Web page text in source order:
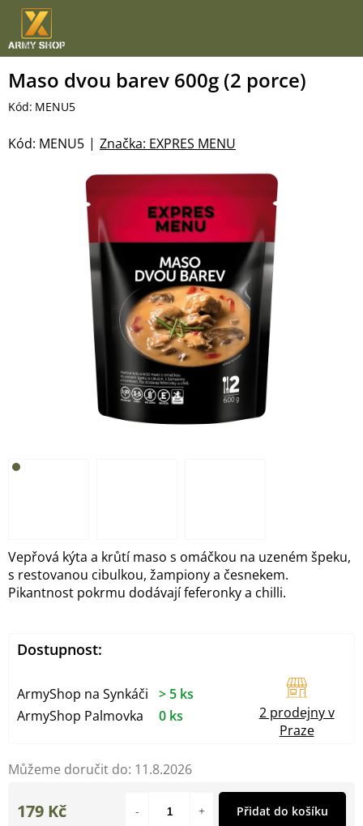
Přejít
obsah
Maso dvou barev 600g (2 porce)
Kód: MENU5
Značka: EXPRES MENU
Kód: MENU5
Můžeme doručit do: 11.8.2026
Vepřová kýta a krůtí maso s omáčkou na uzeném špeku,
s restovanou cibulkou, žampiony a česnekem.
Pikantnost pokrmu dodávají feferonky a chilli.
179 Kč Přidat do košíku
Dostupnost:
ArmyShop na Synkáči
> 5 ks
ArmyShop Palmovka
0 ks
2 prodejny v
Praze